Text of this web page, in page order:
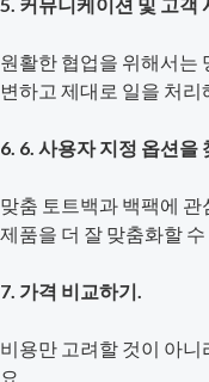
원활한 협업을 위해서는
변하고 제대로 일을 처
6. 6. 사용자 지정 옵션을
맞춤 토트백과 백팩에
제품을 더 잘 맞춤화할 수
7. 가격 비교하기.
비용만 고려할 것이 아
요.